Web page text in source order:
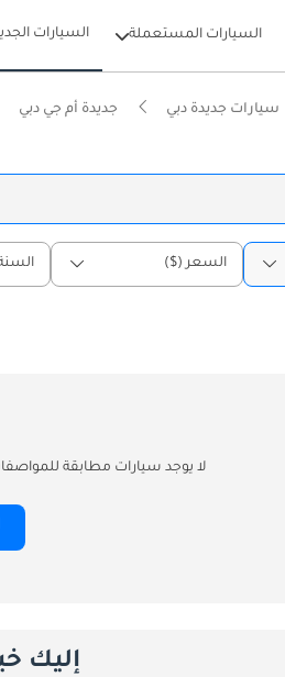
السيارات المستعملة السيارات
سيارات جديدة دبي جديدة أم جي دبي
السعر ($)
لا يوجد سيارات مطابقة
إليك